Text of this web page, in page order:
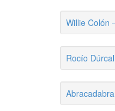
Willie Colón
Rocío